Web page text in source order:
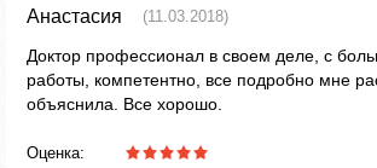
Анастасия (11.03.2018)
Доктор профессионал в своем деле, с
работы, компетентно, все подробно мне
объяснила. Все хорошо.
Оценка: